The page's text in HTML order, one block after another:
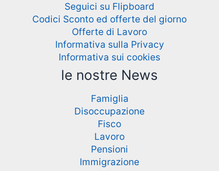
Seguici su Flipboard
Codici Sconto ed offerte del giorno
Offerte di Lavoro
Informativa sulla Privacy
Informativa sui cookies
le nostre News
Famiglia
Disoccupazione
Fisco
Lavoro
Pensioni
Immigrazione